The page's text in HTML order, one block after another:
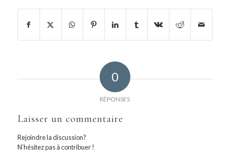
0
RÉPONSES
Laisser un commentaire
Rejoindre la discussion?
N’hésitez pas à contribuer !